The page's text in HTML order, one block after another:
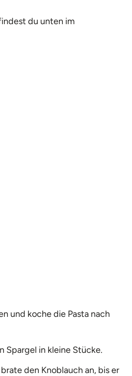
du unten im
und koche die Pasta nach
Spargel in kleine Stücke.
den Knoblauch an, bis er